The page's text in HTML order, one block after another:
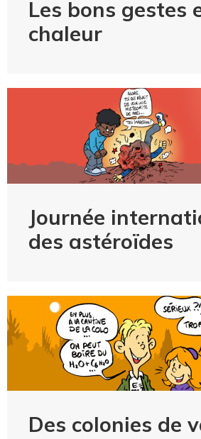
Les bons gestes
chaleur
Journée
des astéroïdes
Des colonies de